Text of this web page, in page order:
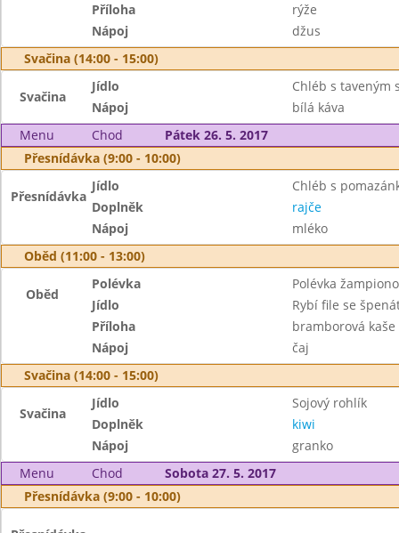
Příloha
rýže
Nápoj
džus
Svačina (14:00 - 15:00)
Svačina
Jídlo
Chléb s taveným
Nápoj
bílá káva
Menu
Chod
Pátek 26. 5. 2017
Přesnídávka (9:00 - 10:00)
Přesnídávka
Jídlo
Chléb s
Doplněk
rajče
Nápoj
mléko
Oběd (11:00 - 13:00)
Oběd
Polévka
Polévka
Jídlo
Rybí file se
Příloha
bramborová kaše
Nápoj
čaj
Svačina (14:00 - 15:00)
Svačina
Jídlo
Sojový rohlík
Doplněk
kiwi
Nápoj
granko
Menu
Chod
Sobota 27. 5. 2017
Přesnídávka (9:00 - 10:00)